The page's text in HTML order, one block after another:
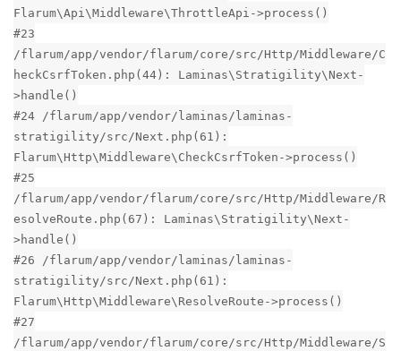
Flarum\Api\Middleware\ThrottleApi->process()
#23
/flarum/app/vendor/flarum/core/src/Http/Middleware/C
heckCsrfToken.php(44): Laminas\Stratigility\Next-
>handle()
#24 /flarum/app/vendor/laminas/laminas-
stratigility/src/Next.php(61):
Flarum\Http\Middleware\CheckCsrfToken->process()
#25
/flarum/app/vendor/flarum/core/src/Http/Middleware/R
esolveRoute.php(67): Laminas\Stratigility\Next-
>handle()
#26 /flarum/app/vendor/laminas/laminas-
stratigility/src/Next.php(61):
Flarum\Http\Middleware\ResolveRoute->process()
#27
/flarum/app/vendor/flarum/core/src/Http/Middleware/S